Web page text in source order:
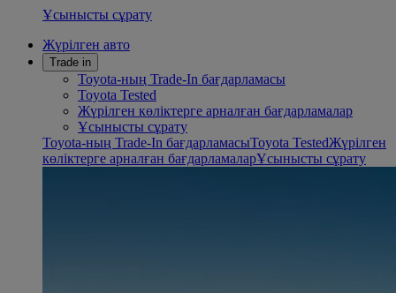
Ұсынысты сұрату
Жүрілген авто
Trade in
Toyota-ның Trade-In бағдарламасы
Toyota Tested
Жүрілген көліктерге арналған бағдарламалар
Ұсынысты сұрату
Toyota-ның Trade-In бағдарламасыToyota TestedЖүрілген
көліктерге арналған бағдарламаларҰсынысты сұрату